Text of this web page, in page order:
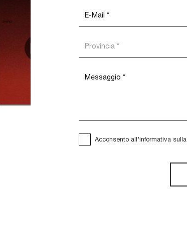
Acconsento all'informativa sulla